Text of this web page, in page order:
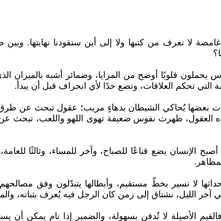
لا نعرف من كتبها ولا إلى أين ستقودنا نهايتها.
يحملون قلوبًا أوضح من المرايا، وضمائر أشبه بالميزان
التي تحكم العلاقات، وتضع حدًا لأي انحراف قبل أن يبدأ.
بات بعضها يُحاكي الشيطان بدهاءٍ مريب؛ عقول تبحث
العقول، ظهرت نفوس ضعيفة تهوى اللهو واللعب، تبحث
الإنسان يضع قناعًا للصباح، وآخر للمساء، وثالثًا
لا تسير بخطّ مستقيم، وأبطالها يتبدّلون وفق
نشتاق إلى زمن كان الرجل فيه يُعرف بثباته،
الأصيلة لا تُدفن بسهولة، والضمير إذا نام يمكن أن